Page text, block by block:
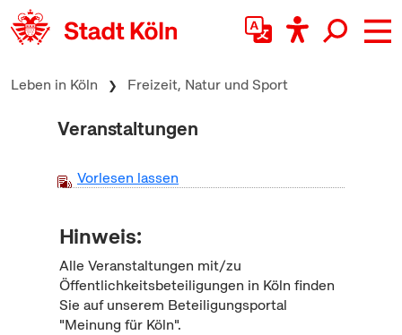
zum Inhalt springen
Leben in Köln Freizeit, Natur und Sport
Veranstaltungen
Vorlesen lassen
Hinweis:
Alle Veranstaltungen mit/zu
Öffentlichkeitsbeteiligungen in Köln finden
Sie auf unserem Beteiligungsportal
"Meinung für Köln".